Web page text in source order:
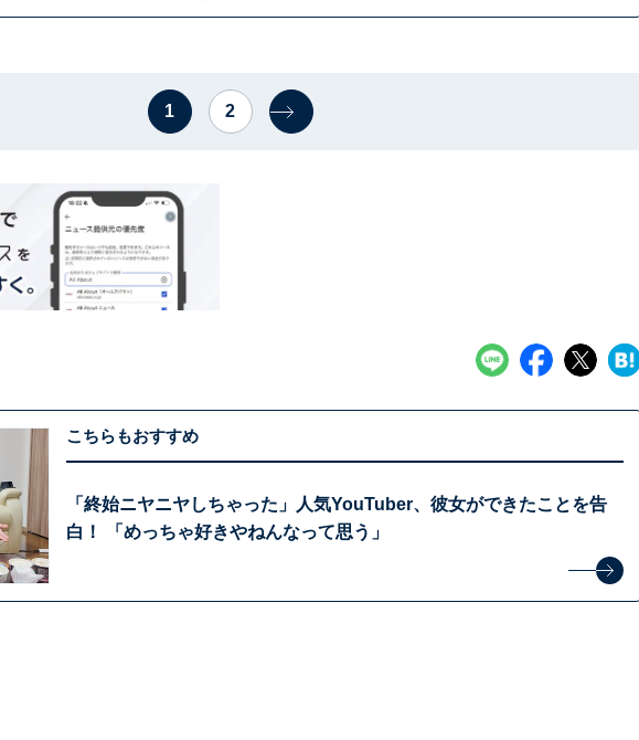
1 2
こちらもおすすめ
「終始ニヤニヤしちゃった」人気YouTuber、彼女ができたことを告
白！ 「めっちゃ好きやねんなって思う」